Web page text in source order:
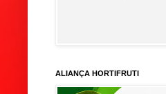
ALIANÇA HORTIFRUTI